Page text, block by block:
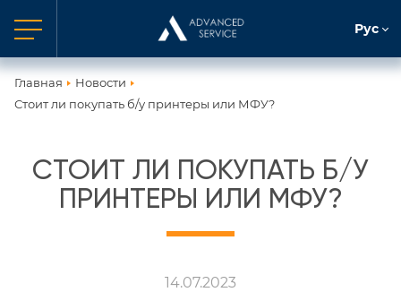
Рус
Главная
Новости
Стоит ли покупать б/у принтеры или МФУ?
СТОИТ ЛИ ПОКУПАТЬ Б/У
ПРИНТЕРЫ ИЛИ МФУ?
14.07.2023